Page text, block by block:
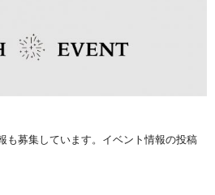
も募集しています。イベント情報の投稿